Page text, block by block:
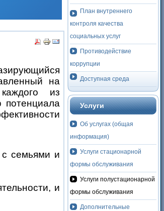
План внутреннего
контроля качества
социальных услуг
Противодействие
коррупции
Доступная среда
Услуги
Об услугах (общая
информация)
Услуги стационарной
формы обслуживания
Услуги полустационарной
формы обслуживания
Дополнительные
вместе
на
из
потенциала
семьями и
и